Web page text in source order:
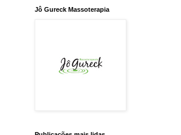
Jô Gureck Massoterapia